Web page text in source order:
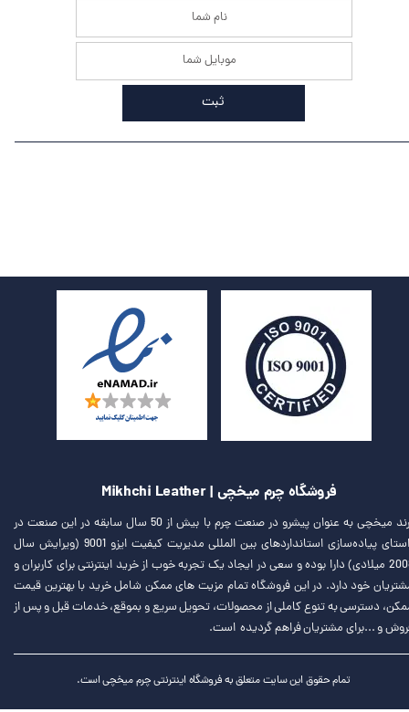
فروشگاه چرم میخچی | Mikhchi Leather
برند میخچی به عنوان پیشرو در صنعت چرم با بیش از 50 سال سابقه در این صنعت در
راستای پیاده‌سازی استانداردهای بین المللی مدیریت کیفیت ایزو 9001 (ویرایش سال
2008 میلادی) دارا بوده و سعی در ایجاد یک تجربه خوب از خرید اینترنتی برای کاربران و
خود دارد. در این فروشگاه تمام مزیت های ممکن شامل خرید با بهترین قیمت
دسترسی به تنوع کاملی از محصولات، تحویل سریع و بموقع، خدمات قبل و پس از
و ...برای مشتریان فراهم گردیده است.
تمام حقوق این سایت متعلق به فروشگاه اینترنتی چرم میخچی است.
ثبت